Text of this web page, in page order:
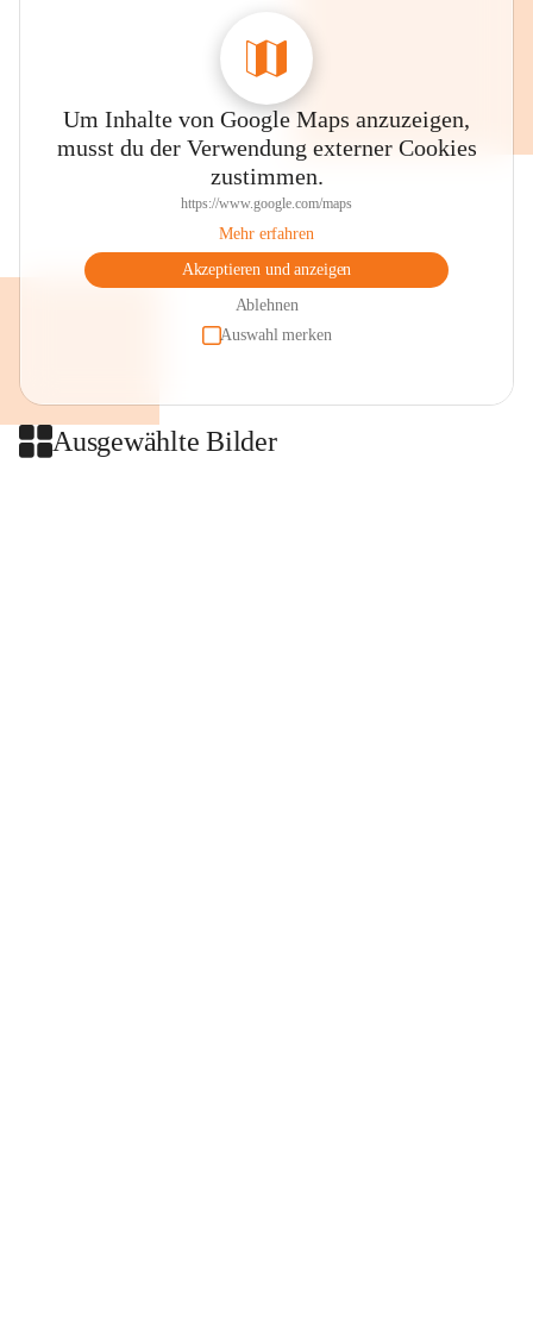
Um Inhalte von Google Maps anzuzeigen,
musst du der Verwendung externer Cookies
zustimmen.
https://www.google.com/maps
Mehr erfahren
Akzeptieren und anzeigen
Ablehnen
Auswahl merken
Ausgewählte Bilder